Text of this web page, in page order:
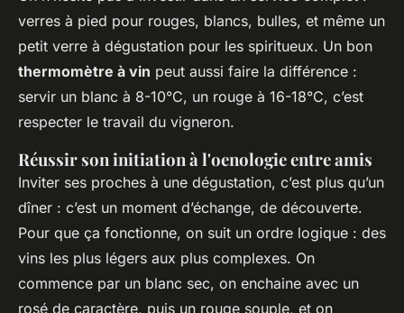
verres à pied pour rouges, blancs, bulles, et même un
petit verre à dégustation pour les spiritueux. Un bon
thermomètre à vin peut aussi faire la différence :
servir un blanc à 8-10°C, un rouge à 16-18°C, c’est
respecter le travail du vigneron.
Réussir son initiation à l'oenologie entre amis
Inviter ses proches à une dégustation, c’est plus qu’un
dîner : c’est un moment d’échange, de découverte.
Pour que ça fonctionne, on suit un ordre logique : des
vins les plus légers aux plus complexes. On
commence par un blanc sec, on enchaine avec un
rosé de caractère, puis un rouge souple, et on